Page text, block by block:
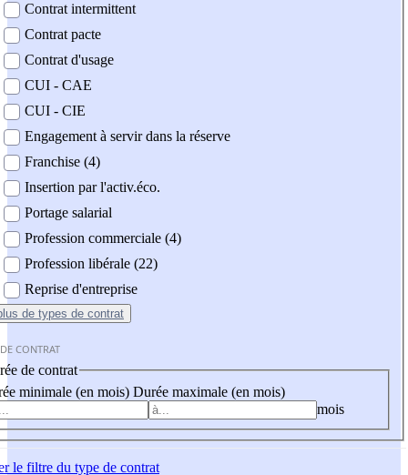
Contrat intermittent
Contrat pacte
Contrat d'usage
CUI - CAE
CUI - CIE
Engagement à servir dans la réserve
Franchise (4)
Insertion par l'activ.éco.
Portage salarial
Profession commerciale (4)
Profession libérale (22)
Reprise d'entreprise
de types de contrat
CONTRAT
de contrat
minimale (en mois) Durée maximale (en mois)
mois
le filtre du type de contrat